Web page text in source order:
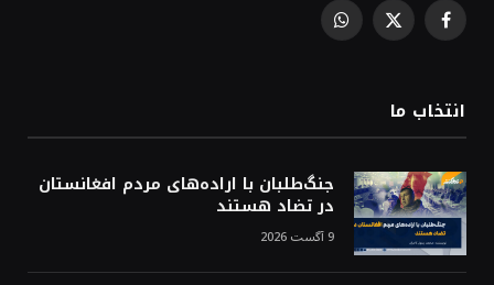
Facebook
X
WhatsApp
انتخاب ما
جنگ‌طلبان با اراده‌های مردم افغانستان
در تضاد هستند
9 آگست 2026